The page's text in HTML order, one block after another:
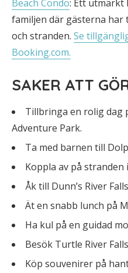
Beach Condo: Ett utmärkt
familjen där gästerna
och stranden. Se
Booking.com.
SAKER ATT
Tillbringa en rolig dag
Adventure Park.
Ta med barnen till
Koppla av på stranden
Åk till Dunn’s River
Ät en snabb lunch på
Ha kul på en guidad
Besök Turtle River
Köp souvenirer på